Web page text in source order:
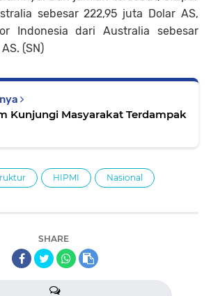
sebesar 222,95 juta Dolar AS,
Indonesia dari Australia sebesar
(SN)
Kunjungi Masyarakat Terdampak
HIPMI Nasional
SHARE